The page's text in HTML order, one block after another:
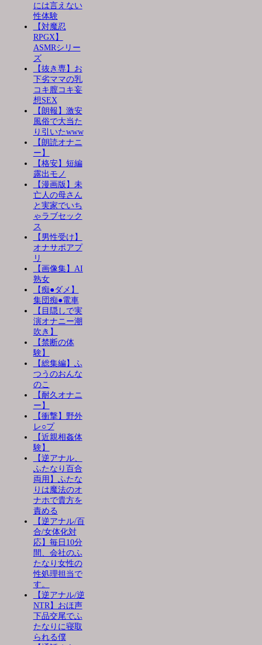
には言えない
性体験
【対魔忍
RPGX】
ASMRシリー
ズ
【抜き専】お
下劣ママの乳
コキ膣コキ妄
想SEX
【朗報】激安
風俗で大当た
り引いたwww
【朗読オナニ
ー】
【格安】短編
露出モノ
【漫画版】未
亡人の母さん
と実家でいち
ゃラブセック
ス
【男性受け】
オナサポアプ
リ
【画像集】AI
熟女
【痴●ダメ】
集団痴●電車
【目隠しで実
演オナニー潮
吹き】
【禁断の体
験】
【総集編】ふ
つうのおんな
のこ
【耐久オナニ
ー】
【衝撃】野外
レ○プ
【近親相姦体
験】
【逆アナル、
ふたなり百合
両用】ふたな
りは魔法のオ
ナホで貴方を
責める
【逆アナル/百
合/女体化対
応】毎日10分
間、会社のふ
たなり女性の
性処理担当で
す。
【逆アナル/逆
NTR】おほ声
下品交尾でふ
たなりに寝取
られる僕